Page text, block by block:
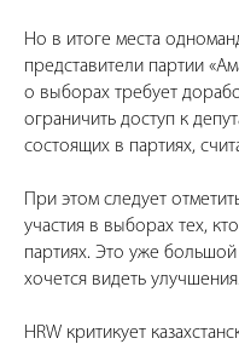
Но в итоге места
представители партии
о выборах требует
ограничить доступ к
состоящих в партиях,
При этом следует
участия в выборах тех,
партиях. Это уже
хочется видеть улучшения.
HRW критикует